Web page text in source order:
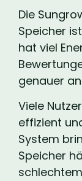
Die
Speicher
hat viel
genauer
Viele
effizient
System
Speicher